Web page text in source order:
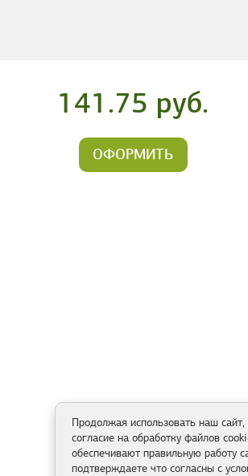
141.75 руб.
ОФОРМИТЬ
Продолжая использовать наш
согласие на обработку файлов
обеспечивают правильную работу
подтверждаете что согласны с